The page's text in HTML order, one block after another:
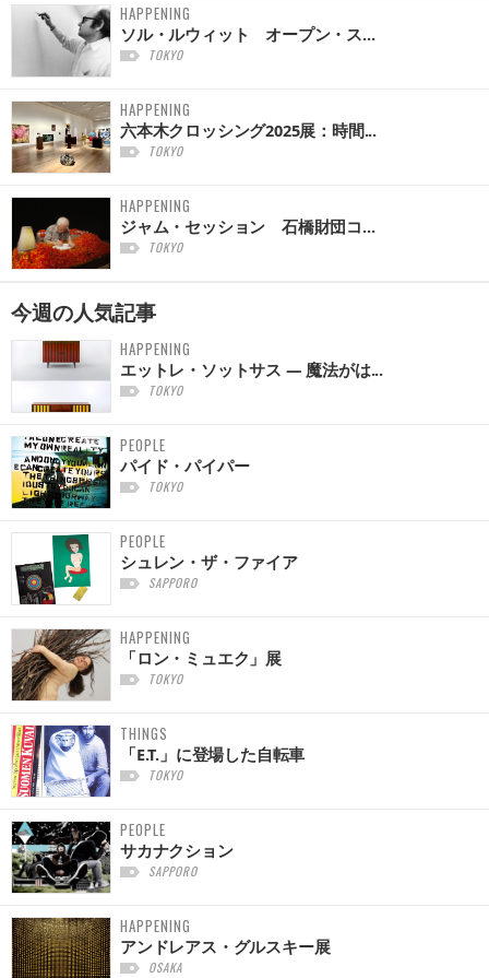
HAPPENING
ソル・ルウィット オープン・ス...
TOKYO
HAPPENING
六本木クロッシング2025展：時間...
TOKYO
HAPPENING
ジャム・セッション 石橋財団コ...
TOKYO
今週の人気記事
HAPPENING
エットレ・ソットサス — 魔法がは...
TOKYO
PEOPLE
パイド・パイパー
TOKYO
PEOPLE
シュレン・ザ・ファイア
SAPPORO
HAPPENING
「ロン・ミュエク」展
TOKYO
THINGS
「E.T.」に登場した自転車
TOKYO
PEOPLE
サカナクション
SAPPORO
HAPPENING
アンドレアス・グルスキー展
OSAKA